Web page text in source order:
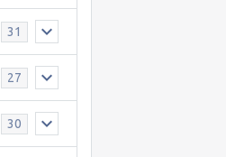
31
27
30